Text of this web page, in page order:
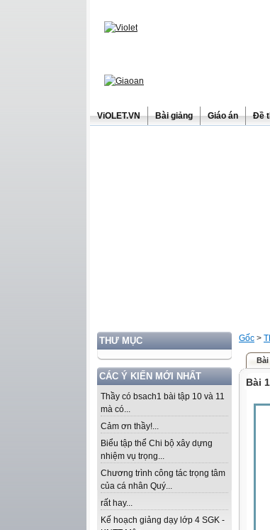
ViOLET.VN Bài giảng Giáo án Đề
THƯ MỤC
CÁC Ý KIẾN MỚI NHẤT
Thầy có bsach1 bài tập 10 và 11
mà có...
Cảm ơn thầy!...
Biểu tập thể Chi bộ xây dựng
nhiệm vụ trọng...
Chương trình công tác trọng tâm
của cá nhân Quý...
rất hay...
Kế hoạch giảng dạy lớp 4 SGK -
Gốc >
Bài